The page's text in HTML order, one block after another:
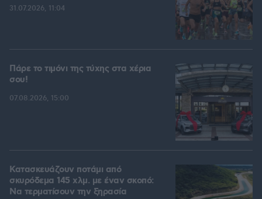
31.07.2026, 11:04
Πάρε το τιμόνι της τύχης στα χέρια
σου!
07.08.2026, 15:00
Κατασκευάζουν ποτάμι από
σκυρόδεμα 145 χλμ. με έναν σκοπό:
Να τερματίσουν την ξηρασία